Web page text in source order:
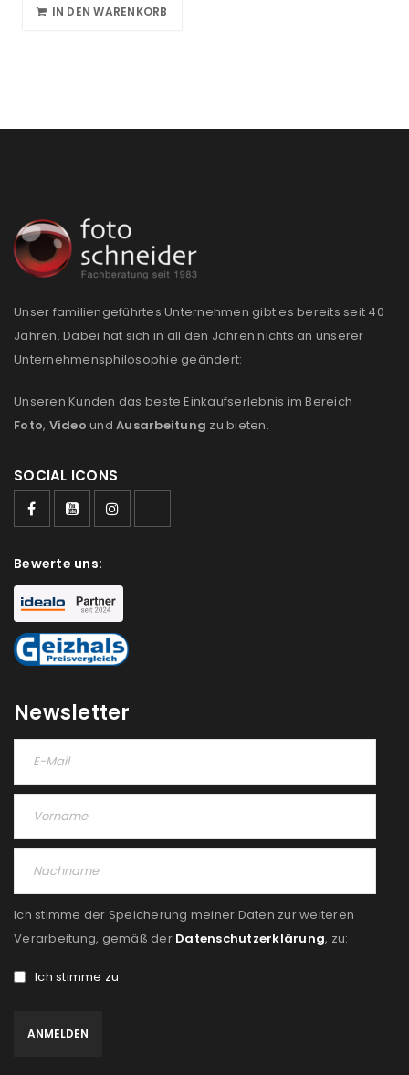
ANMELDEN
Benutzername oder E-Mail-Adresse
ANMELDEN
PASSWORT VERGESSEN?
REGISTRIEREN
E-Mail-Adresse
IN DEN WARENKORB
Unser familiengeführtes Unternehmen gibt es bereits seit 40
Jahren. Dabei hat sich in all den Jahren nichts an unserer
Unternehmensphilosophie geändert:
Unseren Kunden das beste Einkaufserlebnis im Bereich
Foto, Video und Ausarbeitung zu bieten.
SOCIAL ICONS
Bewerte uns:
Newsletter
Ich stimme der Speicherung meiner Daten zur weiteren
Verarbeitung, gemäß der Datenschutzerklärung, zu:
Ich stimme zu